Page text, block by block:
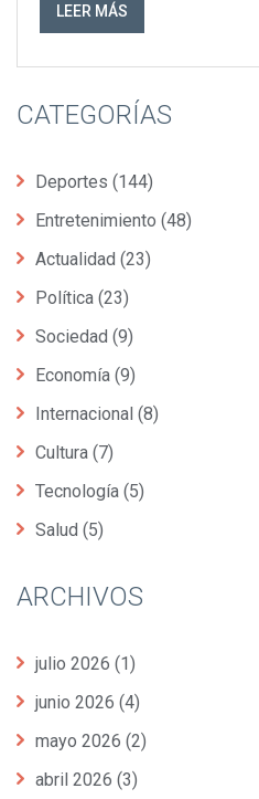
LEER MÁS
CATEGORÍAS
Deportes (144)
Entretenimiento (48)
Actualidad (23)
Política (23)
Sociedad (9)
Economía (9)
Internacional (8)
Cultura (7)
Tecnología (5)
Salud (5)
ARCHIVOS
julio 2026 (1)
junio 2026 (4)
mayo 2026 (2)
abril 2026 (3)